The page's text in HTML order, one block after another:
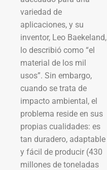
variedad de
aplicaciones, y su
inventor, Leo Baekeland,
lo describió como “el
material de los mil
usos”. Sin embargo,
cuando se trata de
impacto ambiental, el
problema reside en sus
propias cualidades: es
tan duradero, adaptable
y fácil de producir (430
millones de toneladas